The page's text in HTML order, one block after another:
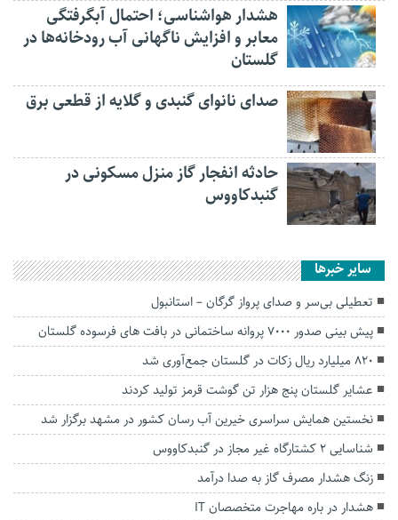
هشدار هواشناسی؛ احتمال آبگرفتگی
معابر و افزایش ناگهانی آب رودخانه‌ها در
گلستان
صدای نانوای گنبدی و گلایه از قطعی برق
حادثه انفجار گاز منزل مسکونی در
گنبدکاووس
سایر خبرها
تعطیلی بی‌سر و صدای پرواز گرگان – استانبول
پیش بینی صدور ۷۰۰۰ پروانه ساختمانی در بافت های فرسوده گلستان
۸۲۰ میلیارد ریال زکات در گلستان جمع‌آوری شد
عشایر گلستان پنج هزار تن گوشت قرمز تولید کردند
نخستین همایش سراسری خیرین آب رسان کشور در مشهد برگزار شد
شناسایی ۲ کشتارگاه غیر مجاز در گنبدکاووس
زنگ هشدار مصرف گاز به صدا درآمد
هشدار در باره مهاجرت متخصصان IT